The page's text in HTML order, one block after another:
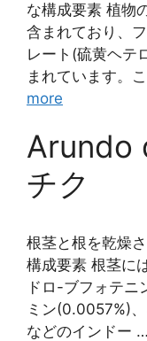
な構成要素 植物
含まれており、
レート(硫黄ヘテ
まれています。
more
Arundo
チク
根茎と根を乾燥
構成要素 根茎に
ドロ-ブフォテ
ミン(0.0057%)
などのインドー …